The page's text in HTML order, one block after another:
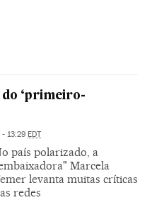
‘primeiro-
- 13:29 EDT
país polarizado, a
Marcela
levanta muitas críticas
redes